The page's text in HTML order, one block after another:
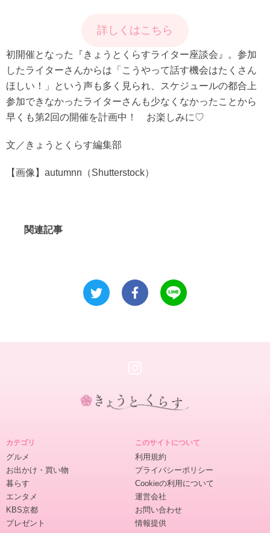
詳しくはこちら
初開催となった『きょうとくらすライター座談会』。参加
したライターさんからは「こうやって話す機会はたくさん
ほしい！」という声も多く見られ、スケジュールの都合上
参加できなかったライターさんも少なくなかったことから
早くも第2回の開催を計画中！ お楽しみに♡
文／きょうとくらす編集部
【画像】autumnn（Shutterstock）
関連記事
カテゴリ
グルメ
お出かけ・買い物
暮らす
エンタメ
KBS京都
プレゼント
このサイトについて
利用規約
プライバシーポリシー
Cookieの利用について
運営会社
お問い合わせ
情報提供